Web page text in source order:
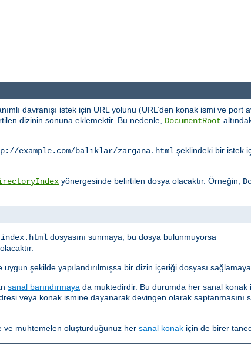
davranışı istek için URL yolunu (URL’den konak ismi ve port
dizinin sonuna eklemektir. Bu nedenle, DocumentRoot
example.com/balıklar/zargana.html şeklindeki bir istek
yönergesinde belirtilen dosya olacaktır. Örneğin,
dosyasını sunmaya, bu dosya bulunmuyorsa
uygun şekilde yapılandırılmışsa bir dizin içeriği dosyası
sanal barındırmaya da muktedirdir. Bu durumda her sanal konak
veya konak ismine dayanarak devingen olarak saptanmasını
ve muhtemelen oluşturduğunuz her sanal konak için de birer